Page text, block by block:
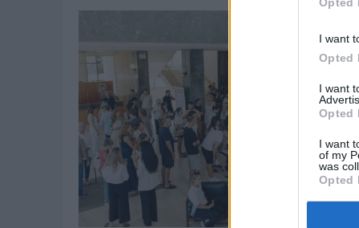
I want
Opted
I want
Opted
I want
of my
was
Opted